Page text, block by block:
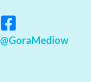
@GoraMediow